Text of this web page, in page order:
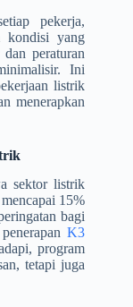
pekerja,
kondisi yang
peraturan
Ini
listrik
menerapkan
sektor listrik
15%
bagi
K3
program
tetapi juga